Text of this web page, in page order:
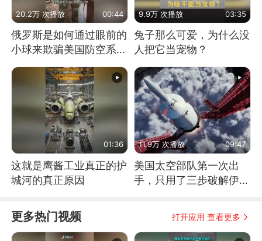
20.2万 次播放 00:44
俄罗斯是如何通过眼前的
小球来欺骗美国防空系统
9.9万 次播放 03:35
兔子那么可爱，为什么没
人把它当宠物？
01:36
这就是鹰酱工业真正的护
城河的真正原因
11.9万 次播放 09:47
美国太空部队第一次出
手，只用了三步破解伊朗
更多热门视频 打开应用 查看更多